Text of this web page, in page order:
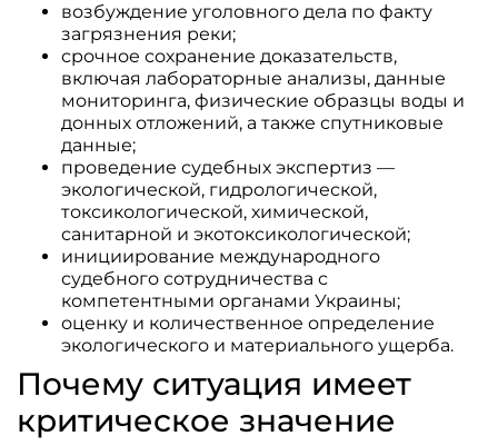
возбуждение уголовного дела по факту
загрязнения реки;
срочное сохранение доказательств,
включая лабораторные анализы, данные
мониторинга, физические образцы воды и
донных отложений, а также спутниковые
данные;
проведение судебных экспертиз —
экологической, гидрологической,
токсикологической, химической,
санитарной и экотоксикологической;
инициирование международного
судебного сотрудничества с
компетентными органами Украины;
оценку и количественное определение
экологического и материального ущерба.
Почему ситуация имеет
критическое значение